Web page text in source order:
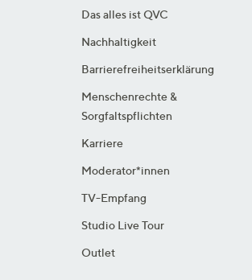
Das alles ist QVC
Nachhaltigkeit
Barrierefreiheitserklärung
Menschenrechte &
Sorgfaltspflichten
Karriere
Moderator*innen
TV-Empfang
Studio Live Tour
Outlet